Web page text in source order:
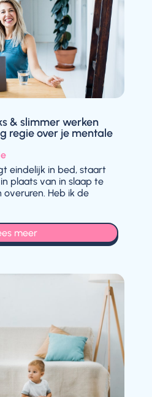
& slimmer werken
regie over je mentale
eindelijk in bed, staart
plaats van in slaap te
Heb ik de
meer